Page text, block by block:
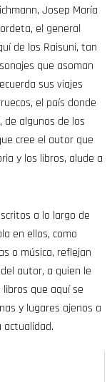
Josep María
el general
de los Raisuni, tan
que asoman
sus viajes
el país donde
de algunos de los
cree el autor que
y los libros, alude a
a lo largo de
en ellos, como
o música, reflejan
autor, a quien le
que aquí se
y lugares ajenos a